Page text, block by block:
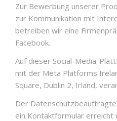
Zur Bewerbung unserer
zur Kommunikation mit
betreiben wir eine
Facebook.
Auf dieser Social-Media-
mit der Meta Platforms
Square, Dublin 2, Irland,
Der
ein Kontaktformular erreicht